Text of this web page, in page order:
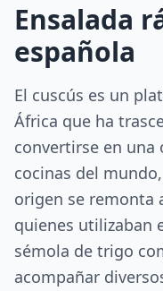
Ensalada
española
El cuscús es un
África que ha
convertirse en una
cocinas del
origen se remonta
quienes utilizaban
sémola de trigo
acompañar